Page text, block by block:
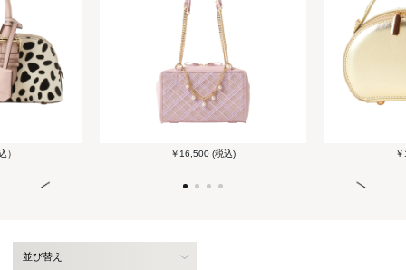
） ￥16,500 (税込)
並び替え